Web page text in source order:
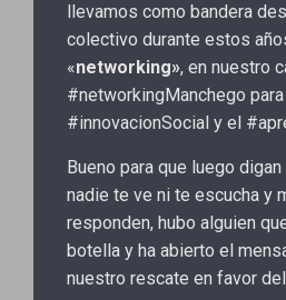
llevamos como bandera
colectivo durante estos
«networking», en nuestro
#networkingManchego
#innovacionSocial y el
Bueno para que luego
nadie te ve ni te escucha y
responden, hubo alguien
botella y ha abierto el
nuestro rescate en favor